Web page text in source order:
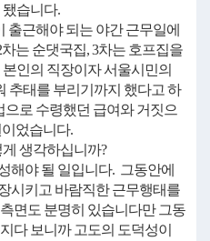
습니다.
출근해야 되는 야간 근무일에
는 순댓국집, 3차는 호프집을
인의 직장이자 서울시민의
추태를 부리기까지 했다고 하
로 수령했던 급여와 거짓으
이었습니다.
생각하십니까?
해야 될 일입니다. 그동안에
시키고 바람직한 근무행태를
면도 분명히 있습니다만 그동
다 보니까 고도의 도덕성이